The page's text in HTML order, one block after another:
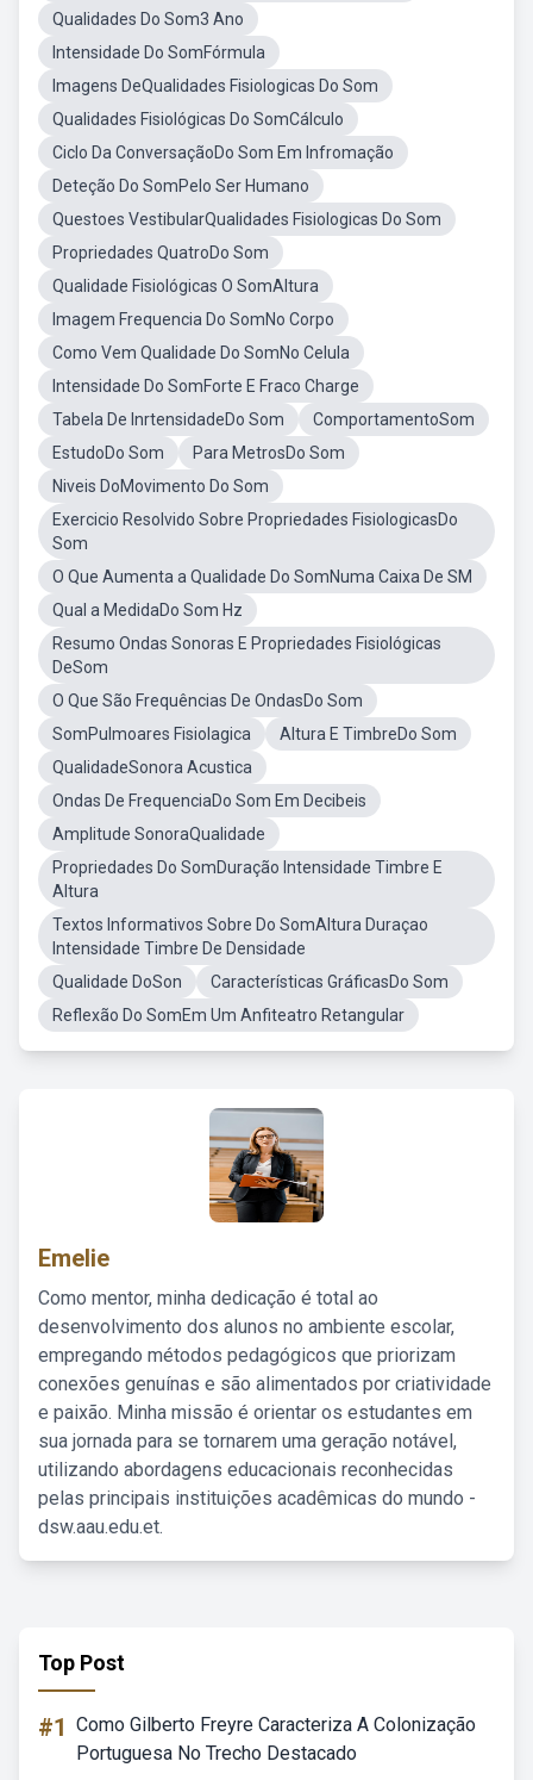
Qualidades Do Som3 Ano
Intensidade Do SomFórmula
Imagens DeQualidades Fisiologicas Do Som
Qualidades Fisiológicas Do SomCálculo
Ciclo Da ConversaçãoDo Som Em Infromação
Deteção Do SomPelo Ser Humano
Questoes VestibularQualidades Fisiologicas Do Som
Propriedades QuatroDo Som
Qualidade Fisiológicas O SomAltura
Imagem Frequencia Do SomNo Corpo
Como Vem Qualidade Do SomNo Celula
Intensidade Do SomForte E Fraco Charge
Tabela De InrtensidadeDo Som
ComportamentoSom
EstudoDo Som
Para MetrosDo Som
Niveis DoMovimento Do Som
Exercicio Resolvido Sobre Propriedades FisiologicasDo
Som
O Que Aumenta a Qualidade Do SomNuma Caixa De SM
Qual a MedidaDo Som Hz
Resumo Ondas Sonoras E Propriedades Fisiológicas
DeSom
O Que São Frequências De OndasDo Som
SomPulmoares Fisiolagica
Altura E TimbreDo Som
QualidadeSonora Acustica
Ondas De FrequenciaDo Som Em Decibeis
Amplitude SonoraQualidade
Propriedades Do SomDuração Intensidade Timbre E
Altura
Textos Informativos Sobre Do SomAltura Duraçao
Intensidade Timbre De Densidade
Qualidade DoSon
Características GráficasDo Som
Reflexão Do SomEm Um Anfiteatro Retangular
Emelie
Como mentor, minha dedicação é total ao
desenvolvimento dos alunos no ambiente escolar,
empregando métodos pedagógicos que priorizam
conexões genuínas e são alimentados por criatividade
e paixão. Minha missão é orientar os estudantes em
sua jornada para se tornarem uma geração notável,
utilizando abordagens educacionais reconhecidas
pelas principais instituições acadêmicas do mundo -
dsw.aau.edu.et.
Top Post
#1 Como Gilberto Freyre Caracteriza A Colonização
Portuguesa No Trecho Destacado